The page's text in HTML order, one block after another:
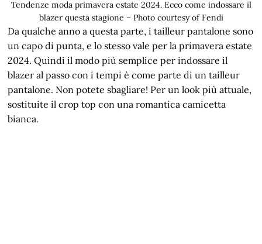
Tendenze moda primavera estate 2024. Ecco come indossare il
blazer questa stagione – Photo courtesy of Fendi
Da qualche anno a questa parte, i tailleur pantalone sono
un capo di punta, e lo stesso vale per la primavera estate
2024. Quindi il modo più semplice per indossare il
blazer al passo con i tempi è come parte di un tailleur
pantalone. Non potete sbagliare! Per un look più attuale,
sostituite il crop top con una romantica camicetta
bianca.